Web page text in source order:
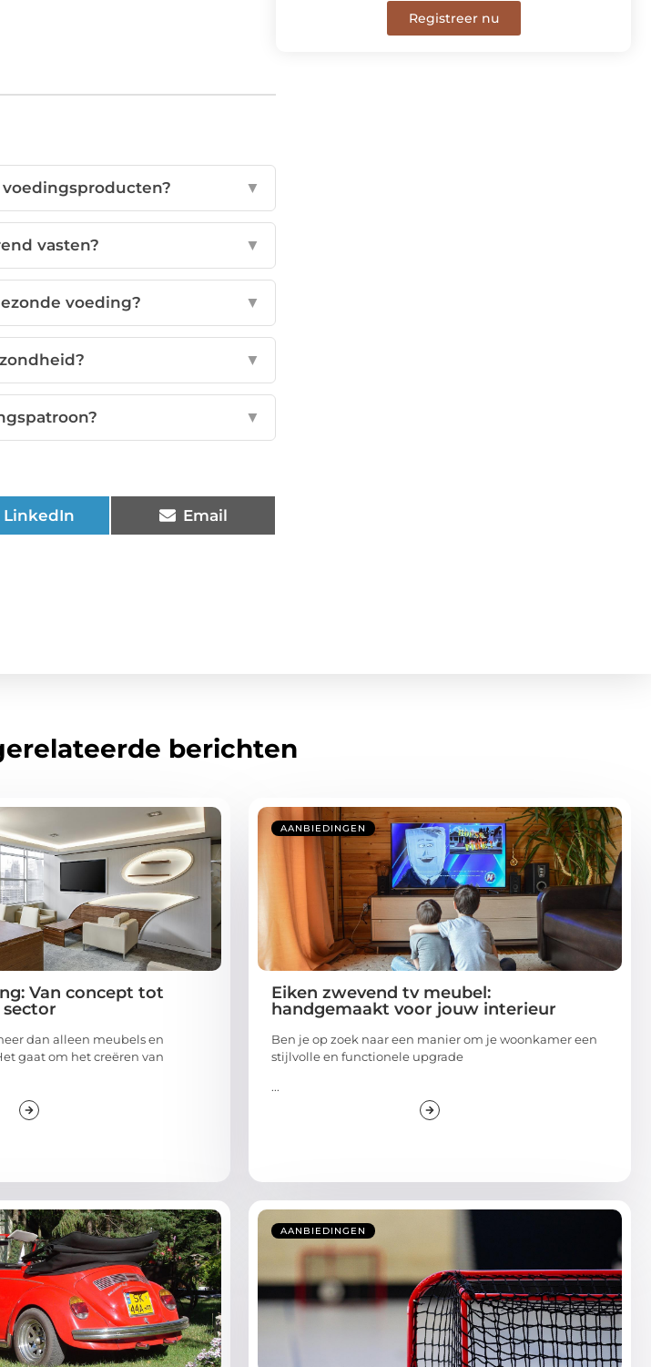
▼
vasten? ▼
voeding? ▼
▼
▼
LinkedIn Email
Registreer nu
berichten
Van concept tot
dan alleen meubels en
gaat om het creëren van
AANBIEDINGEN
Eiken zwevend tv meubel:
handgemaakt voor jouw interieur
Ben je op zoek naar een manier om je woonkamer een
stijlvolle en functionele upgrade
...
AANBIEDINGEN